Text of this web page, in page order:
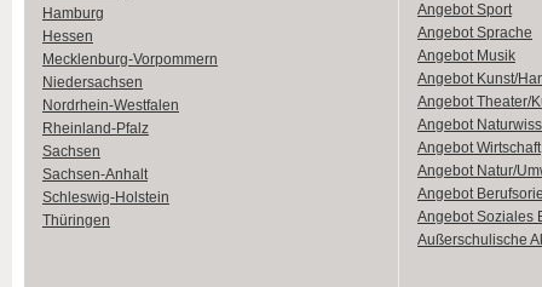
Hamburg
Hessen
Mecklenburg-Vorpommern
Niedersachsen
Nordrhein-Westfalen
Rheinland-Pfalz
Sachsen
Sachsen-Anhalt
Schleswig-Holstein
Thüringen
Angebot Sport
Angebot Sprache
Angebot Musik
Angebot Kunst/
Angebot Theater/
Angebot
Angebot Wirtschaft
Angebot Natur/
Angebot
Angebot Soziales
Außerschulische